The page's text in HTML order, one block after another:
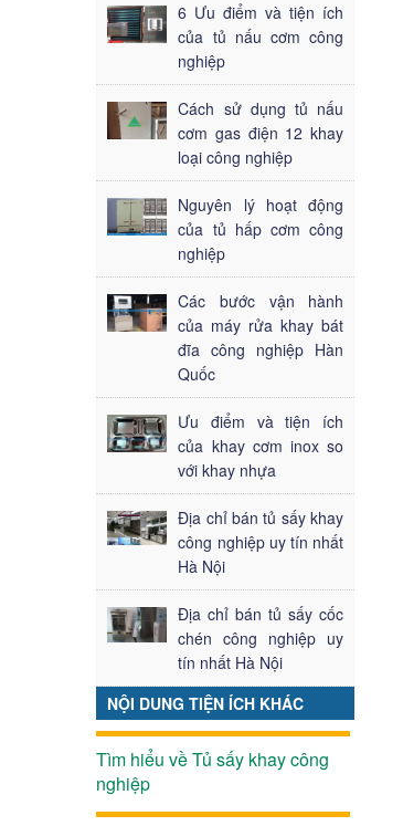
6 Ưu điểm và tiện ích
của tủ nấu cơm công
nghiệp
Cách sử dụng tủ nấu
cơm gas điện 12 khay
loại công nghiệp
Nguyên lý hoạt động
của tủ hấp cơm công
nghiệp
Các bước vận hành
của máy rửa khay bát
đĩa công nghiệp Hàn
Quốc
Ưu điểm và tiện ích
của khay cơm inox so
với khay nhựa
Địa chỉ bán tủ sấy khay
công nghiệp uy tín nhất
Hà Nội
Địa chỉ bán tủ sấy cốc
chén công nghiệp uy
tín nhất Hà Nội
NỘI DUNG TIỆN ÍCH KHÁC
Tìm hiểu về Tủ sấy khay công
nghiệp